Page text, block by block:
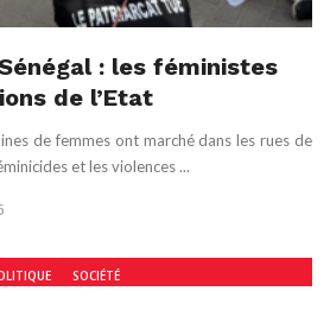
: les féministes
de l’Etat
de femmes ont marché dans les rues de
et les violences ...
SOCIÉTÉ